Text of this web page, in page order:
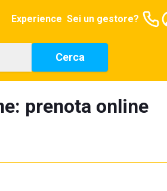
Experience Sei un gestore?
Cerca
prenota online